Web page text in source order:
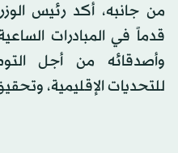
من جانبه، أكد رئيس
قدماً في المبادرات
وأصدقائه من أجل
للتحديات الإقليمية،